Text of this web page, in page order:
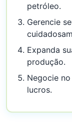
petróleo.
Gerencie
Expanda
produção.
Negocie
lucros.